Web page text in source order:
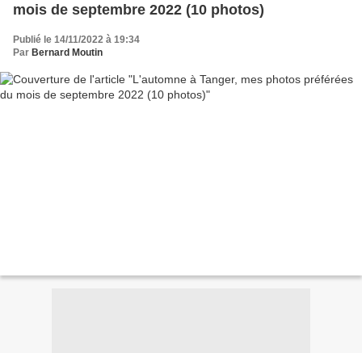
mois de septembre 2022 (10 photos)
Publié le 14/11/2022 à 19:34
Par Bernard Moutin